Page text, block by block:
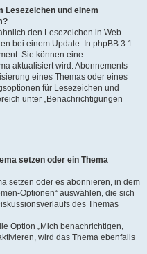
Lesezeichen und einem
den Lesezeichen in Web-
bei einem Update. In phpBB 3.1
Sie können eine
aktualisiert wird. Abonnements
eines Themas oder eines
für Lesezeichen und
unter „Benachrichtigungen
setzen oder ein Thema
setzen oder es abonnieren, in dem
Optionen“ auswählen, die sich
des Themas
Option „Mich benachrichtigen,
wird das Thema ebenfalls